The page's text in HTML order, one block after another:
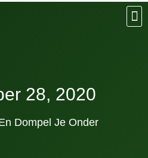
28, 2020
Dompel Je Onder